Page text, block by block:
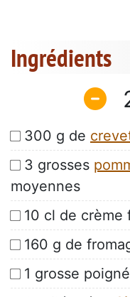
Ingrédients
300 g de
3 grosses
moyennes
10 cl de crème
160 g de
1 grosse